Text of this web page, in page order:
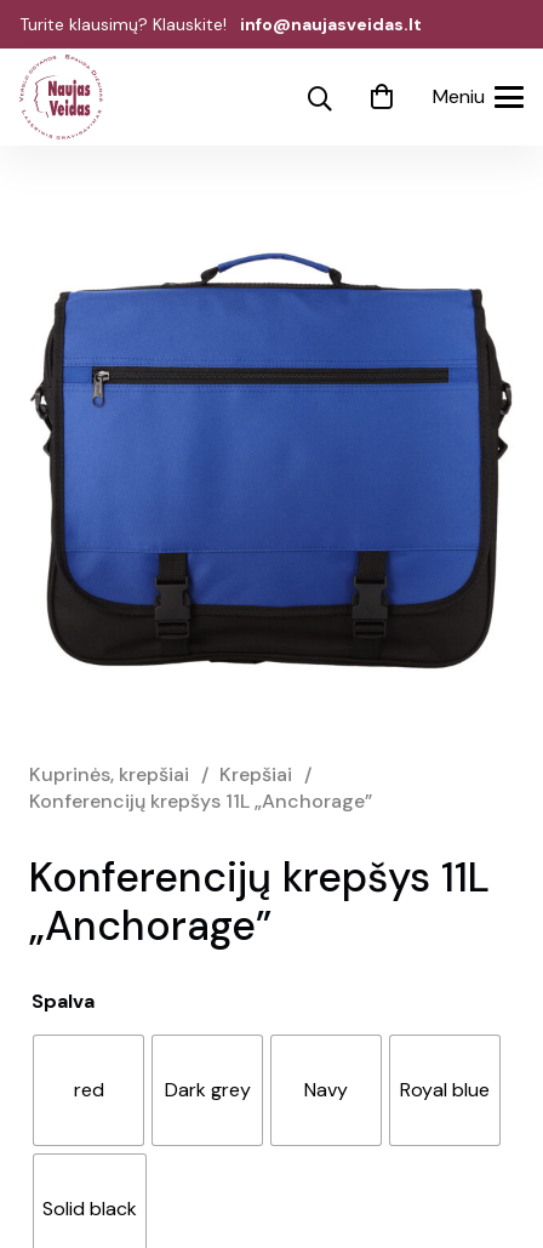
Turite klausimų? Klauskite! info@naujasveidas.lt
Meniu
Kuprinės, krepšiai / Krepšiai /
Konferencijų krepšys 11L „Anchorage”
Konferencijų krepšys 11L
„Anchorage”
Spalva
red Dark grey Navy Royal blue
Solid black